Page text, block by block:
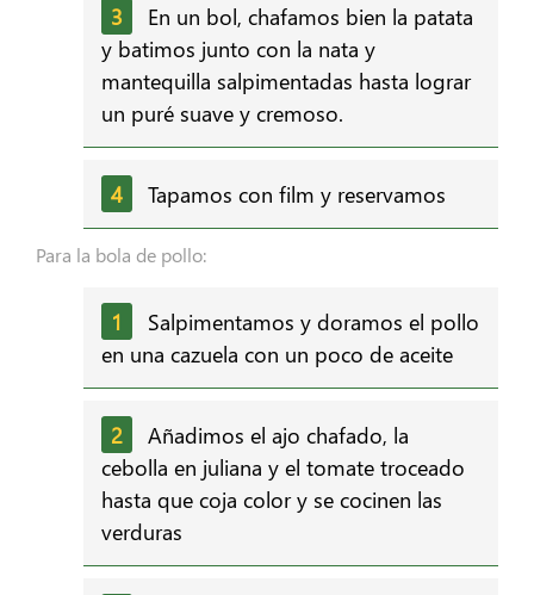
En un bol, chafamos bien la patata
y batimos junto con la nata y
mantequilla salpimentadas hasta lograr
un puré suave y cremoso.
Tapamos con film y reservamos
Para la bola de pollo:
Salpimentamos y doramos el pollo
en una cazuela con un poco de aceite
Añadimos el ajo chafado, la
cebolla en juliana y el tomate troceado
hasta que coja color y se cocinen las
verduras